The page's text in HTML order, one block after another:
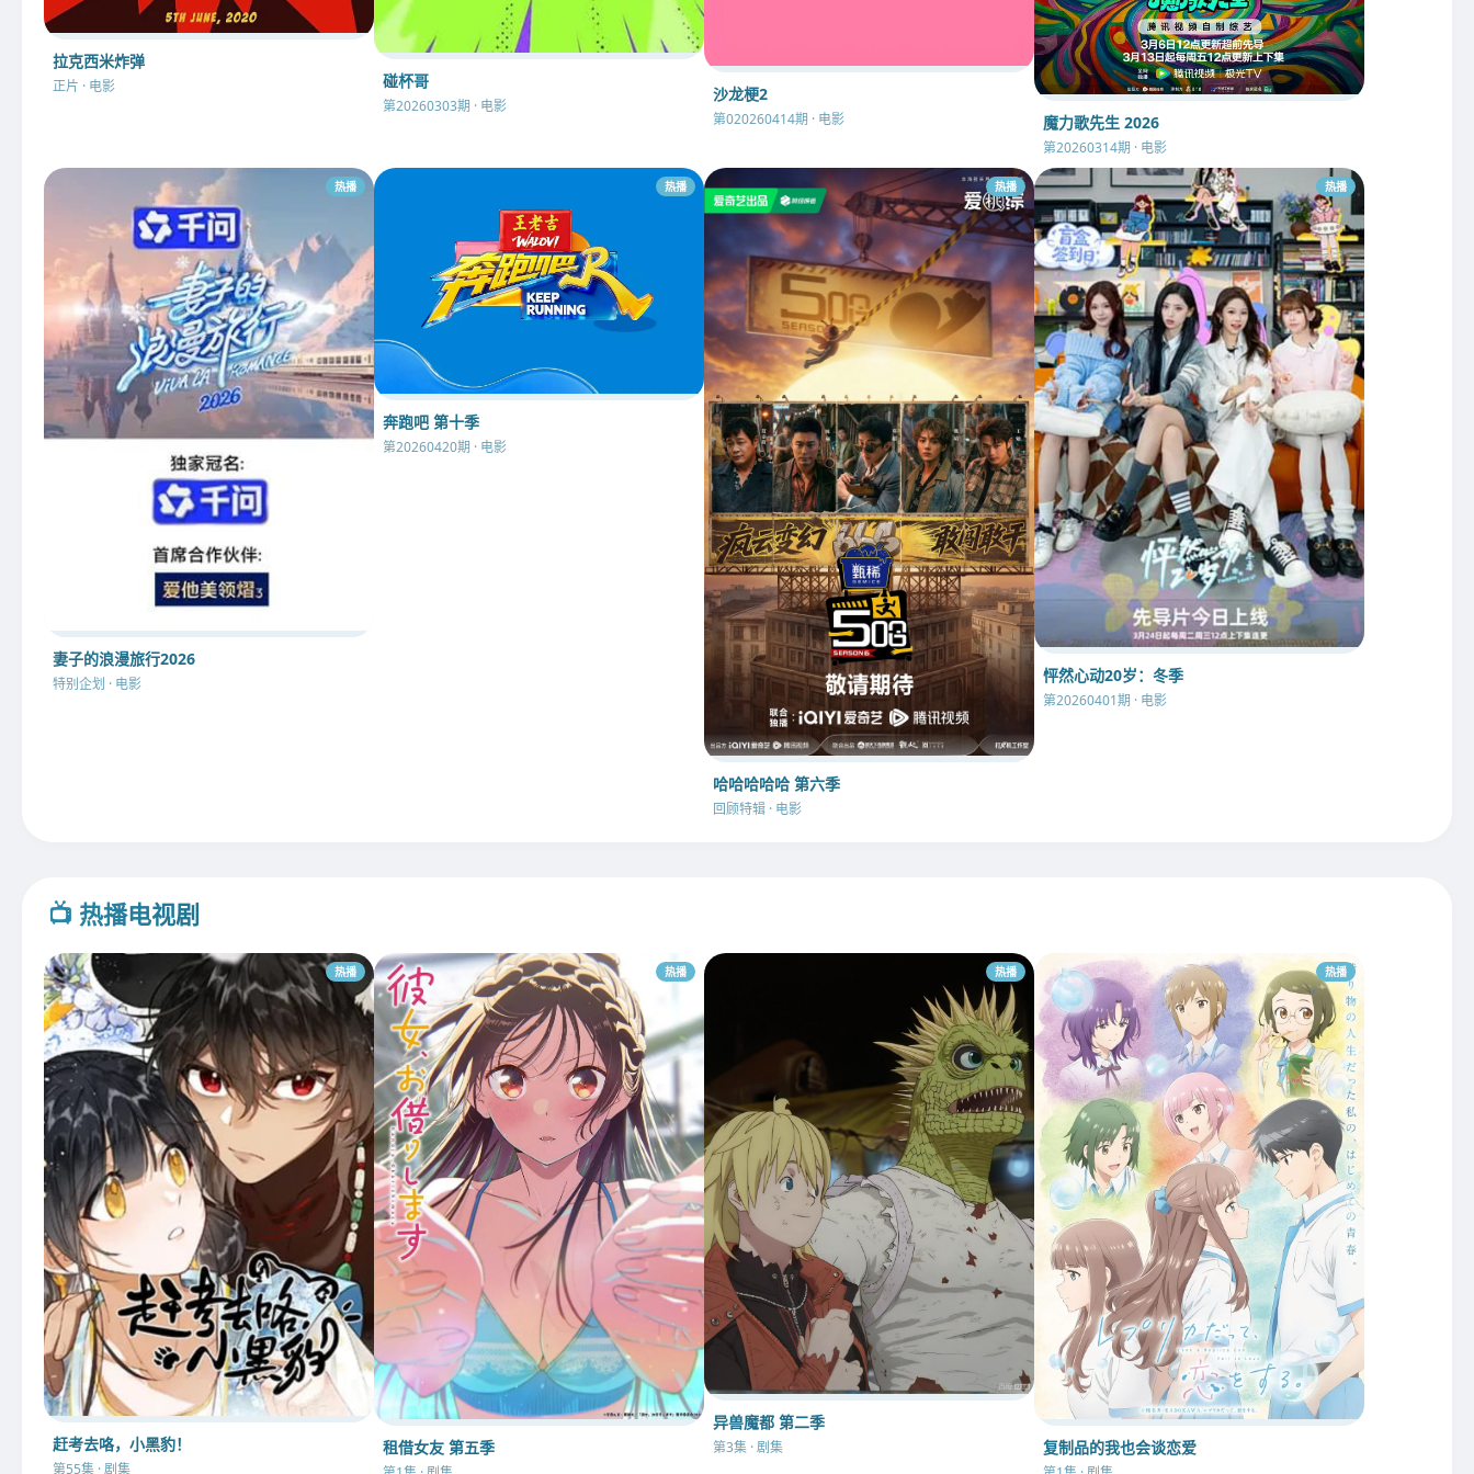
拉克西米炸弹
正片 · 电影 碰杯哥
第20260303期 · 电影
沙龙梗2
第020260414期 · 电影 魔力歌先生 2026
第20260314期 · 电影
热播
妻子的浪漫旅行2026
特别企划 · 电影
热播
奔跑吧 第十季
第20260420期 · 电影
热播
哈哈哈哈哈 第六季
回顾特辑 · 电影
热播
怦然心动20岁：冬季
第20260401期 · 电影
📺 热播电视剧
热播
赶考去咯，小黑豹！
第55集 · 剧集
热播
租借女友 第五季
热播
异兽魔都 第二季
第3集 · 剧集
热播
复制品的我也会谈恋爱